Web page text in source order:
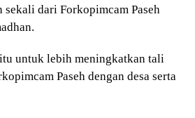
sekali dari Forkopimcam Paseh
untuk lebih meningkatkan tali
Paseh dengan desa serta